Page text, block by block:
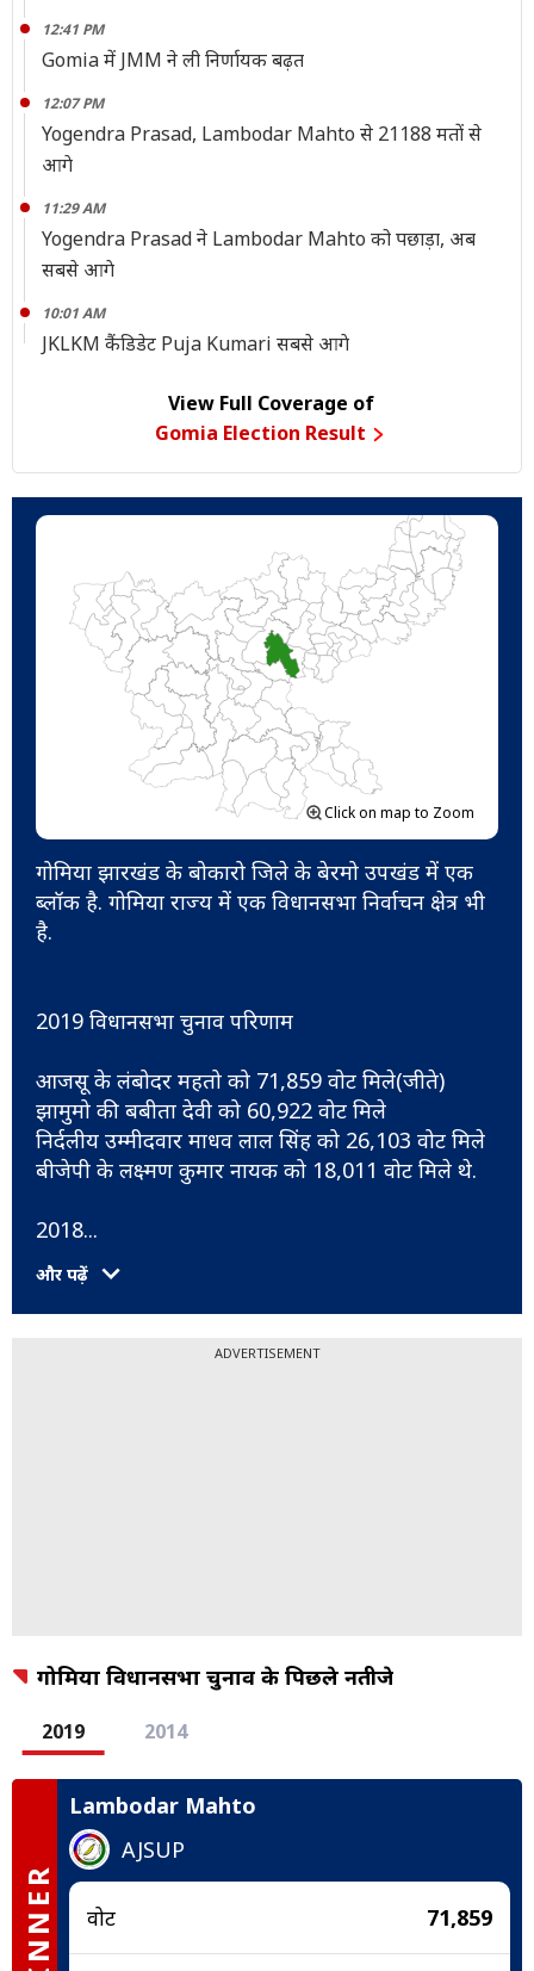
12:41 PM
Gomia में JMM ने ली निर्णायक बढ़त
12:07 PM
Yogendra Prasad, Lambodar Mahto से 21188 मतों से
आगे
11:29 AM
Yogendra Prasad ने Lambodar Mahto को पछाड़ा, अब
सबसे आगे
10:01 AM
JKLKM कैंडिडेट Puja Kumari सबसे आगे
View Full Coverage of
Gomia Election Result
Click on map to Zoom
गोमिया झारखंड के बोकारो जिले के बेरमो उपखंड में एक
ब्लॉक है. गोमिया राज्य में एक विधानसभा निर्वाचन क्षेत्र भी
है.
2019 विधानसभा चुनाव परिणाम
आजसू के लंबोदर महतो को 71,859 वोट मिले(जीते)
झामुमो की बबीता देवी को 60,922 वोट मिले
निर्दलीय उम्मीदवार माधव लाल सिंह को 26,103 वोट मिले
बीजेपी के लक्ष्मण कुमार नायक को 18,011 वोट मिले थे.
2018...
और पढ़ें
ADVERTISEMENT
गोमिया विधानसभा चुनाव के पिछले नतीजे
2019 2014
WINNER
Lambodar Mahto
AJSUP
वोट 71,859